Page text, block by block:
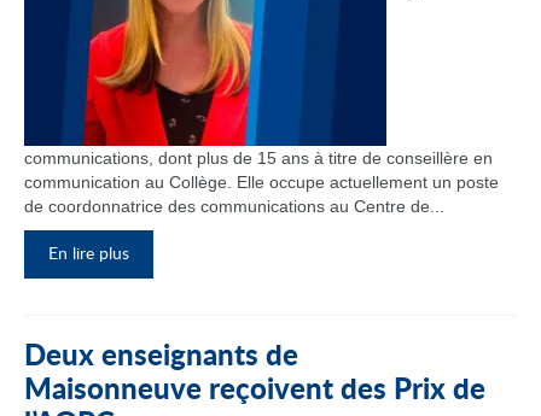
communications, dont plus de 15 ans à titre de conseillère en
communication au Collège. Elle occupe actuellement un poste
de coordonnatrice des communications au Centre de...
En lire plus
Deux enseignants de
Maisonneuve reçoivent des Prix de